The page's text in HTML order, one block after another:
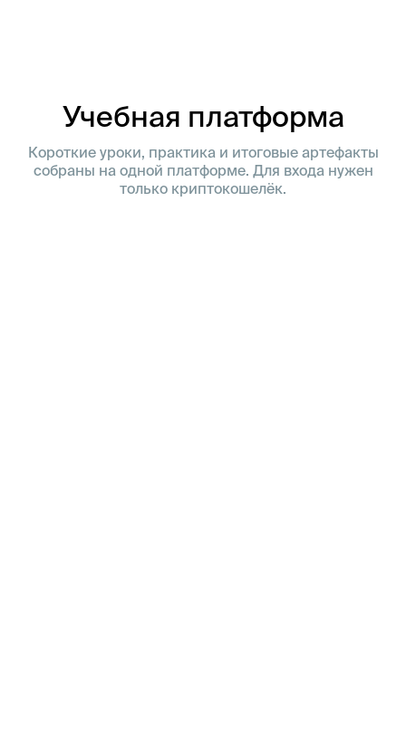
Учебная платформа
Короткие уроки, практика и итоговые артефакты
собраны на одной платформе. Для входа нужен
только криптокошелёк.